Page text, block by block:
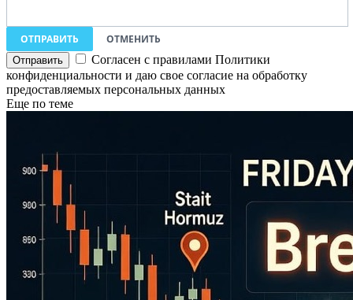
ОТПРАВИТЬ
ОТМЕНИТЬ
Согласен с правилами Политики
конфиденциальности и даю свое согласие на обработку
предоставляемых персональных данных
Еще по теме